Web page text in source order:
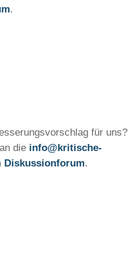
.
für uns?
die info@kritische-
Diskussionforum.